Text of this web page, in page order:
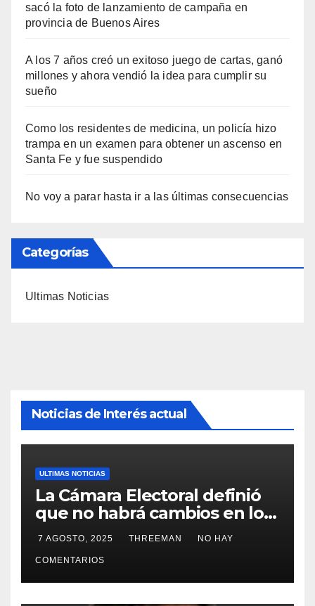
sacó la foto de lanzamiento de campaña en
provincia de Buenos Aires
A los 7 años creó un exitoso juego de cartas, ganó
millones y ahora vendió la idea para cumplir su
sueño
Como los residentes de medicina, un policía hizo
trampa en un examen para obtener un ascenso en
Santa Fe y fue suspendido
No voy a parar hasta ir a las últimas consecuencias
Categorías
Ultimas Noticias
Noticias de Interés actual
ULTIMAS NOTICIAS
La Cámara Electoral definió
que no habrá cambios en los
lugares de votación en La
Matanza
7 AGOSTO, 2025 THREEMAN NO HAY
COMENTARIOS